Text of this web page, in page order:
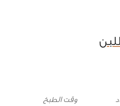
وقت الطبخ